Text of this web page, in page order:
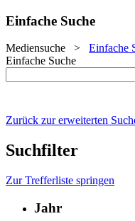
Einfache Suche
Mediensuche > Einfache
Einfache Suche
Zurück zur erweiterten
Suchfilter
Zur Trefferliste springen
Jahr